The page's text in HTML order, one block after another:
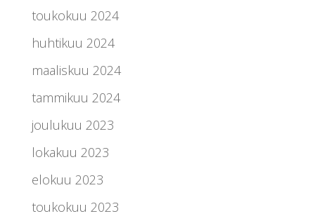
toukokuu 2024
huhtikuu 2024
maaliskuu 2024
tammikuu 2024
joulukuu 2023
lokakuu 2023
elokuu 2023
toukokuu 2023